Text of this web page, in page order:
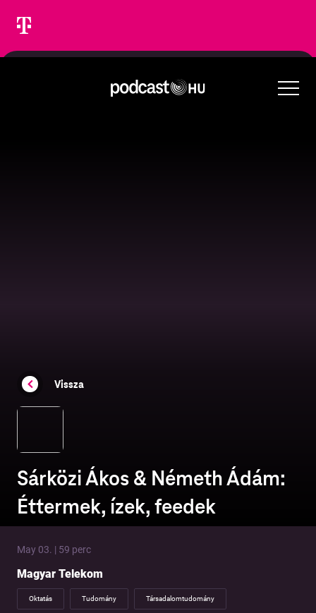
Vissza
Sárközi Ákos & Németh Ádám:
Éttermek, ízek, feedek
May 03. | 59 perc
Magyar Telekom
Oktatás Tudomány Társadalomtudomány